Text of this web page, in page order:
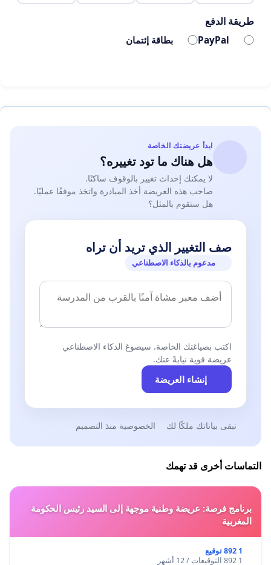
طريقة الدفع
PayPal بطاقة إئتمان
ابدأ عريضتك الخاصة
هل هناك ما تود تغييره؟
لا يمكنك إحداث تغيير بالوقوف ساكنًا.
صاحب هذه العريضة أخذ المبادرة واتخذ موقفًا عمليًا.
هل ستقوم بالمثل؟
صف التغيير الذي تريد أن تراه
مدعوم بالذكاء الاصطناعي
اكتب بصياغتك الخاصة. سيصوغ الذكاء الاصطناعي
عريضة قوية نيابةً عنك.
إنشاء العريضة
تبقى بياناتك ملكًا لك الخصوصية منذ التصميم
التماسات أخرى قد تهمك
برنامج فرصة: عريضة وطنية موجهة إلى السيد رئيس الحكومة
المغربية
1 892 توقيع
1 892 التوقيعات / 12 أشهر